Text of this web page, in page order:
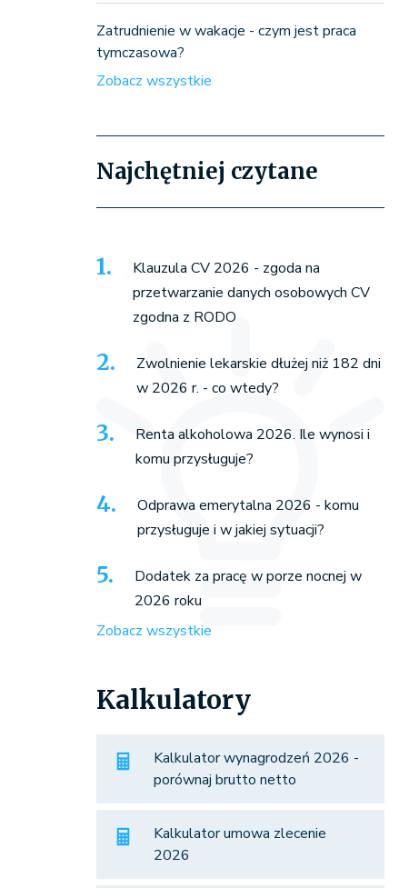
Zatrudnienie w wakacje - czym jest praca
tymczasowa?
Zobacz wszystkie
Najchętniej czytane
Klauzula CV 2026 - zgoda na
przetwarzanie danych osobowych CV
zgodna z RODO
Zwolnienie lekarskie dłużej niż 182 dni
w 2026 r. - co wtedy?
Renta alkoholowa 2026. Ile wynosi i
komu przysługuje?
Odprawa emerytalna 2026 - komu
przysługuje i w jakiej sytuacji?
Dodatek za pracę w porze nocnej w
2026 roku
Zobacz wszystkie
Kalkulatory
Kalkulator wynagrodzeń 2026 -
porównaj brutto netto
Kalkulator umowa zlecenie
2026